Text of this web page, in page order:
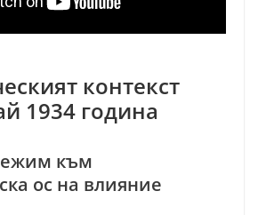
контекст
1934 година
към
ос на влияние